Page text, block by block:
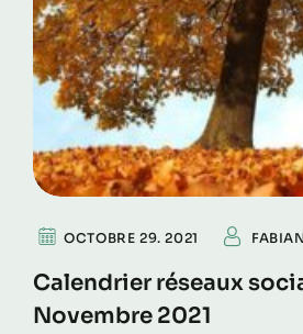
OCTOBRE 29. 2021
Calendrier réseaux
Novembre 2021